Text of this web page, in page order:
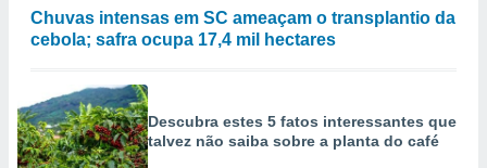
Chuvas intensas em SC ameaçam o transplantio da
cebola; safra ocupa 17,4 mil hectares
Descubra estes 5 fatos interessantes que
talvez não saiba sobre a planta do café